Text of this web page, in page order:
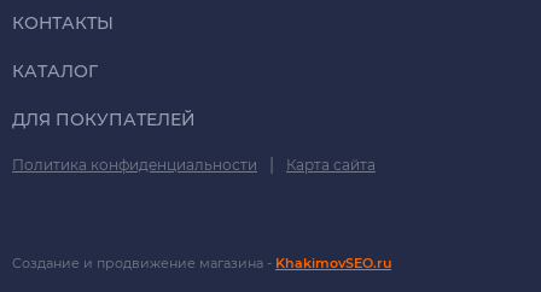
КОНТАКТЫ
КАТАЛОГ
ДЛЯ ПОКУПАТЕЛЕЙ
Политика конфиденциальности | Карта сайта
Создание и продвижение магазина - KhakimovSEO.ru